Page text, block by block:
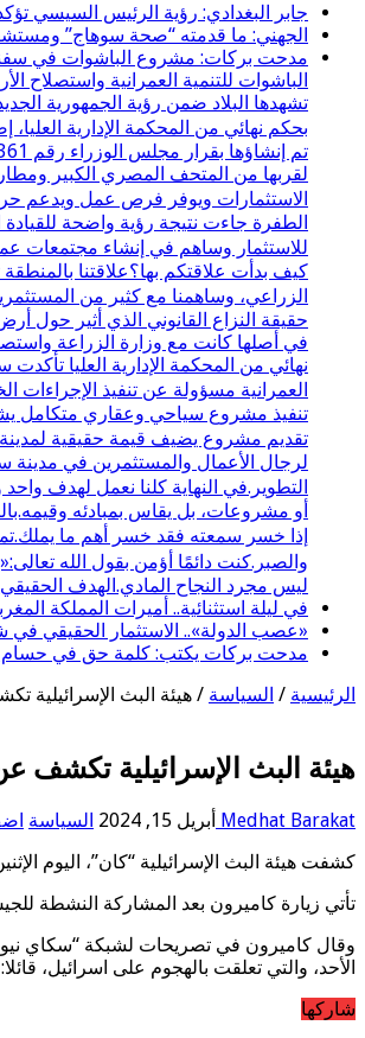
جابر البغدادي: رؤية الرئيس السيسي
الجهني: ما قدمته “صحة سوهاج”
مدحت بركات: مشروع الباشوات في
الباشوات للتنمية العمرانية
تشهدها البلاد ضمن رؤية الجمهورية
بحكم نهائي من المحكمة الإدارية
لقربها من المتحف المصري الكبير
الاستثمارات ويوفر فرص عمل ويدعم
الطفرة جاءت نتيجة رؤية واضحة
للاستثمار وساهم في إنشاء مجتمعات
الزراعي، وساهمنا مع كثير من
حقيقة النزاع القانوني الذي أثير حول
نهائي من المحكمة الإدارية العليا
تنفيذ مشروع سياحي وعقاري متكامل
تقديم مشروع يضيف قيمة حقيقية
لرجال الأعمال والمستثمرين في مدينة
التطوير.في النهاية كلنا نعمل لهدف
أو مشروعات، بل يقاس بمبادئه
إذا خسر سمعته فقد خسر أهم ما
والصبر.كنت دائمًا أؤمن بقول الله
ليس مجرد النجاح المادي.الهدف
في ليلة استثنائية.. أميرات المملكة
«عصب الدولة».. الاستثمار الحقيقي في
مدحت بركات يكتب: كلمة حق في
الرئيسية / السياسة / هيئة البث الإسرائيلية
هيئة البث الإسرائيلية تكشف
Medhat Barakat أبريل 15, 2024 السياسة
كشفت هيئة البث الإسرائيلية “كان”، اليوم
تأتي زيارة كاميرون بعد المشاركة النشطة
وقال كاميرون في تصريحات لشبكة “سكاي
الأحد، والتي تعلقت بالهجوم على اسرائيل،
شاركها